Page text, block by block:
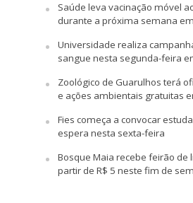
Saúde leva vacinação móvel
durante a próxima semana
Universidade realiza
sangue nesta segunda-feira
Zoológico de Guarulhos terá
e ações ambientais gratuitas
Fies começa a convocar
espera nesta sexta-feira
Bosque Maia recebe feirão de
partir de R$ 5 neste fim de